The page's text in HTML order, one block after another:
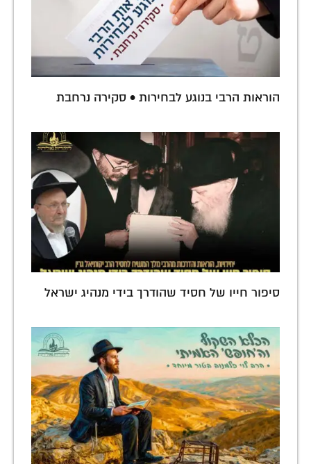
הוראות הרבי בנוגע לבחירות • סקירה נרחבת
סיפור חייו של חסיד שהודרך בידי מנהיג ישראל